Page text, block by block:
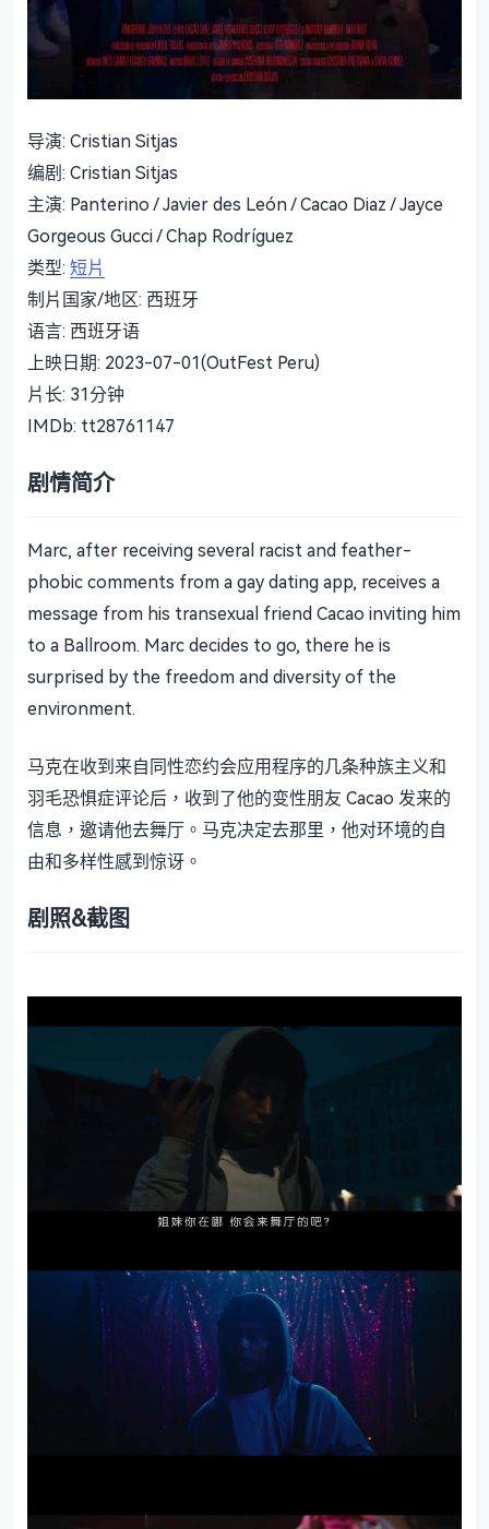
导演: Cristian Sitjas
编剧: Cristian Sitjas
主演: Panterino / Javier des León / Cacao Diaz / Jayce
Gorgeous Gucci / Chap Rodríguez
类型: 短片
制片国家/地区: 西班牙
语言: 西班牙语
上映日期: 2023-07-01(OutFest Peru)
片长: 31分钟
IMDb: tt28761147
剧情简介
Marc, after receiving several racist and feather-
phobic comments from a gay dating app, receives a
message from his transexual friend Cacao inviting him
to a Ballroom. Marc decides to go, there he is
surprised by the freedom and diversity of the
environment.
马克在收到来自同性恋约会应用程序的几条种族主义和
羽毛恐惧症评论后，收到了他的变性朋友 Cacao 发来的
信息，邀请他去舞厅。马克决定去那里，他对环境的自
由和多样性感到惊讶。
剧照&截图